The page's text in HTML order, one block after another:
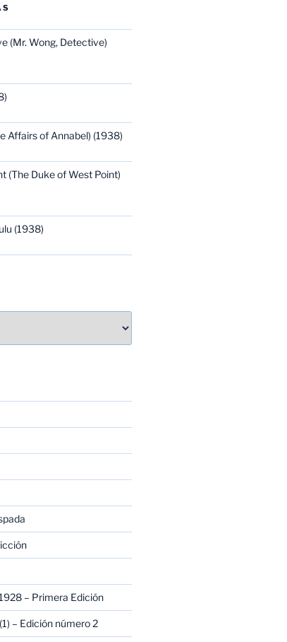
(Mr. Wong, Detective)
Affairs of Annabel) (1938)
(The Duke of West Point)
(1938)
– Primera Edición
– Edición número 2